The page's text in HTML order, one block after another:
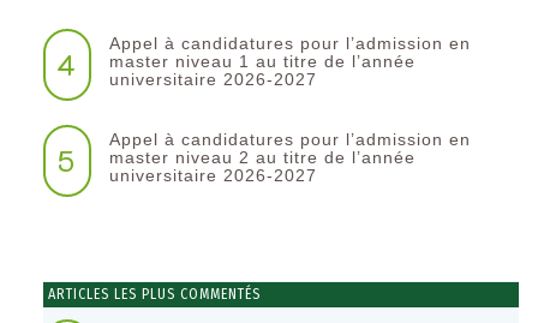
4
Appel à candidatures pour l’admission en
master niveau 1 au titre de l’année
universitaire 2026-2027
5
Appel à candidatures pour l’admission en
master niveau 2 au titre de l’année
universitaire 2026-2027
ARTICLES LES PLUS COMMENTÉS